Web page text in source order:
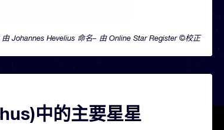
Johannes Hevelius 命名– 由 Online Star Register ©校正
中的主要星星